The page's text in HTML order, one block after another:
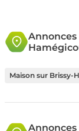
Maison sur Brissy-